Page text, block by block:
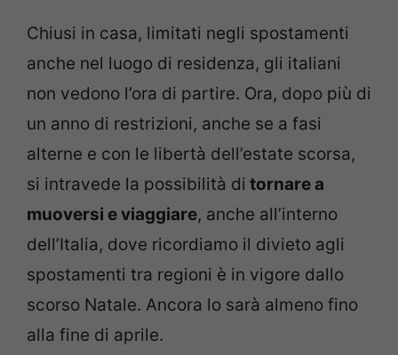
Chiusi in casa, limitati negli spostamenti
anche nel luogo di residenza, gli italiani
non vedono l’ora di partire. Ora, dopo più di
un anno di restrizioni, anche se a fasi
alterne e con le libertà dell’estate scorsa,
si intravede la possibilità di tornare a
muoversi e viaggiare, anche all’interno
dell’Italia, dove ricordiamo il divieto agli
spostamenti tra regioni è in vigore dallo
scorso Natale. Ancora lo sarà almeno fino
alla fine di aprile.